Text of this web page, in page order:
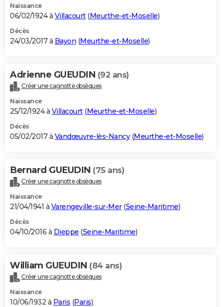
Naissance
06/02/1924 à Villacourt(Meurthe-et-Moselle)
Décès
24/03/2017 à Bayon (Meurthe-et-Moselle)
Adrienne GUEUDIN (92 ans)
Créer une cagnotte obsèques
Naissance
25/12/1924 à Villacourt(Meurthe-et-Moselle)
Décès
05/02/2017 à Vandœuvre-lès-Nancy(Meurthe-et-Moselle)
Bernard GUEUDIN (75 ans)
Créer une cagnotte obsèques
Naissance
21/04/1941 à Varengeville-sur-Mer(Seine-Maritime)
Décès
04/10/2016 à Dieppe (Seine-Maritime)
William GUEUDIN (84 ans)
Créer une cagnotte obsèques
Naissance
10/06/1932 à Paris (Paris)